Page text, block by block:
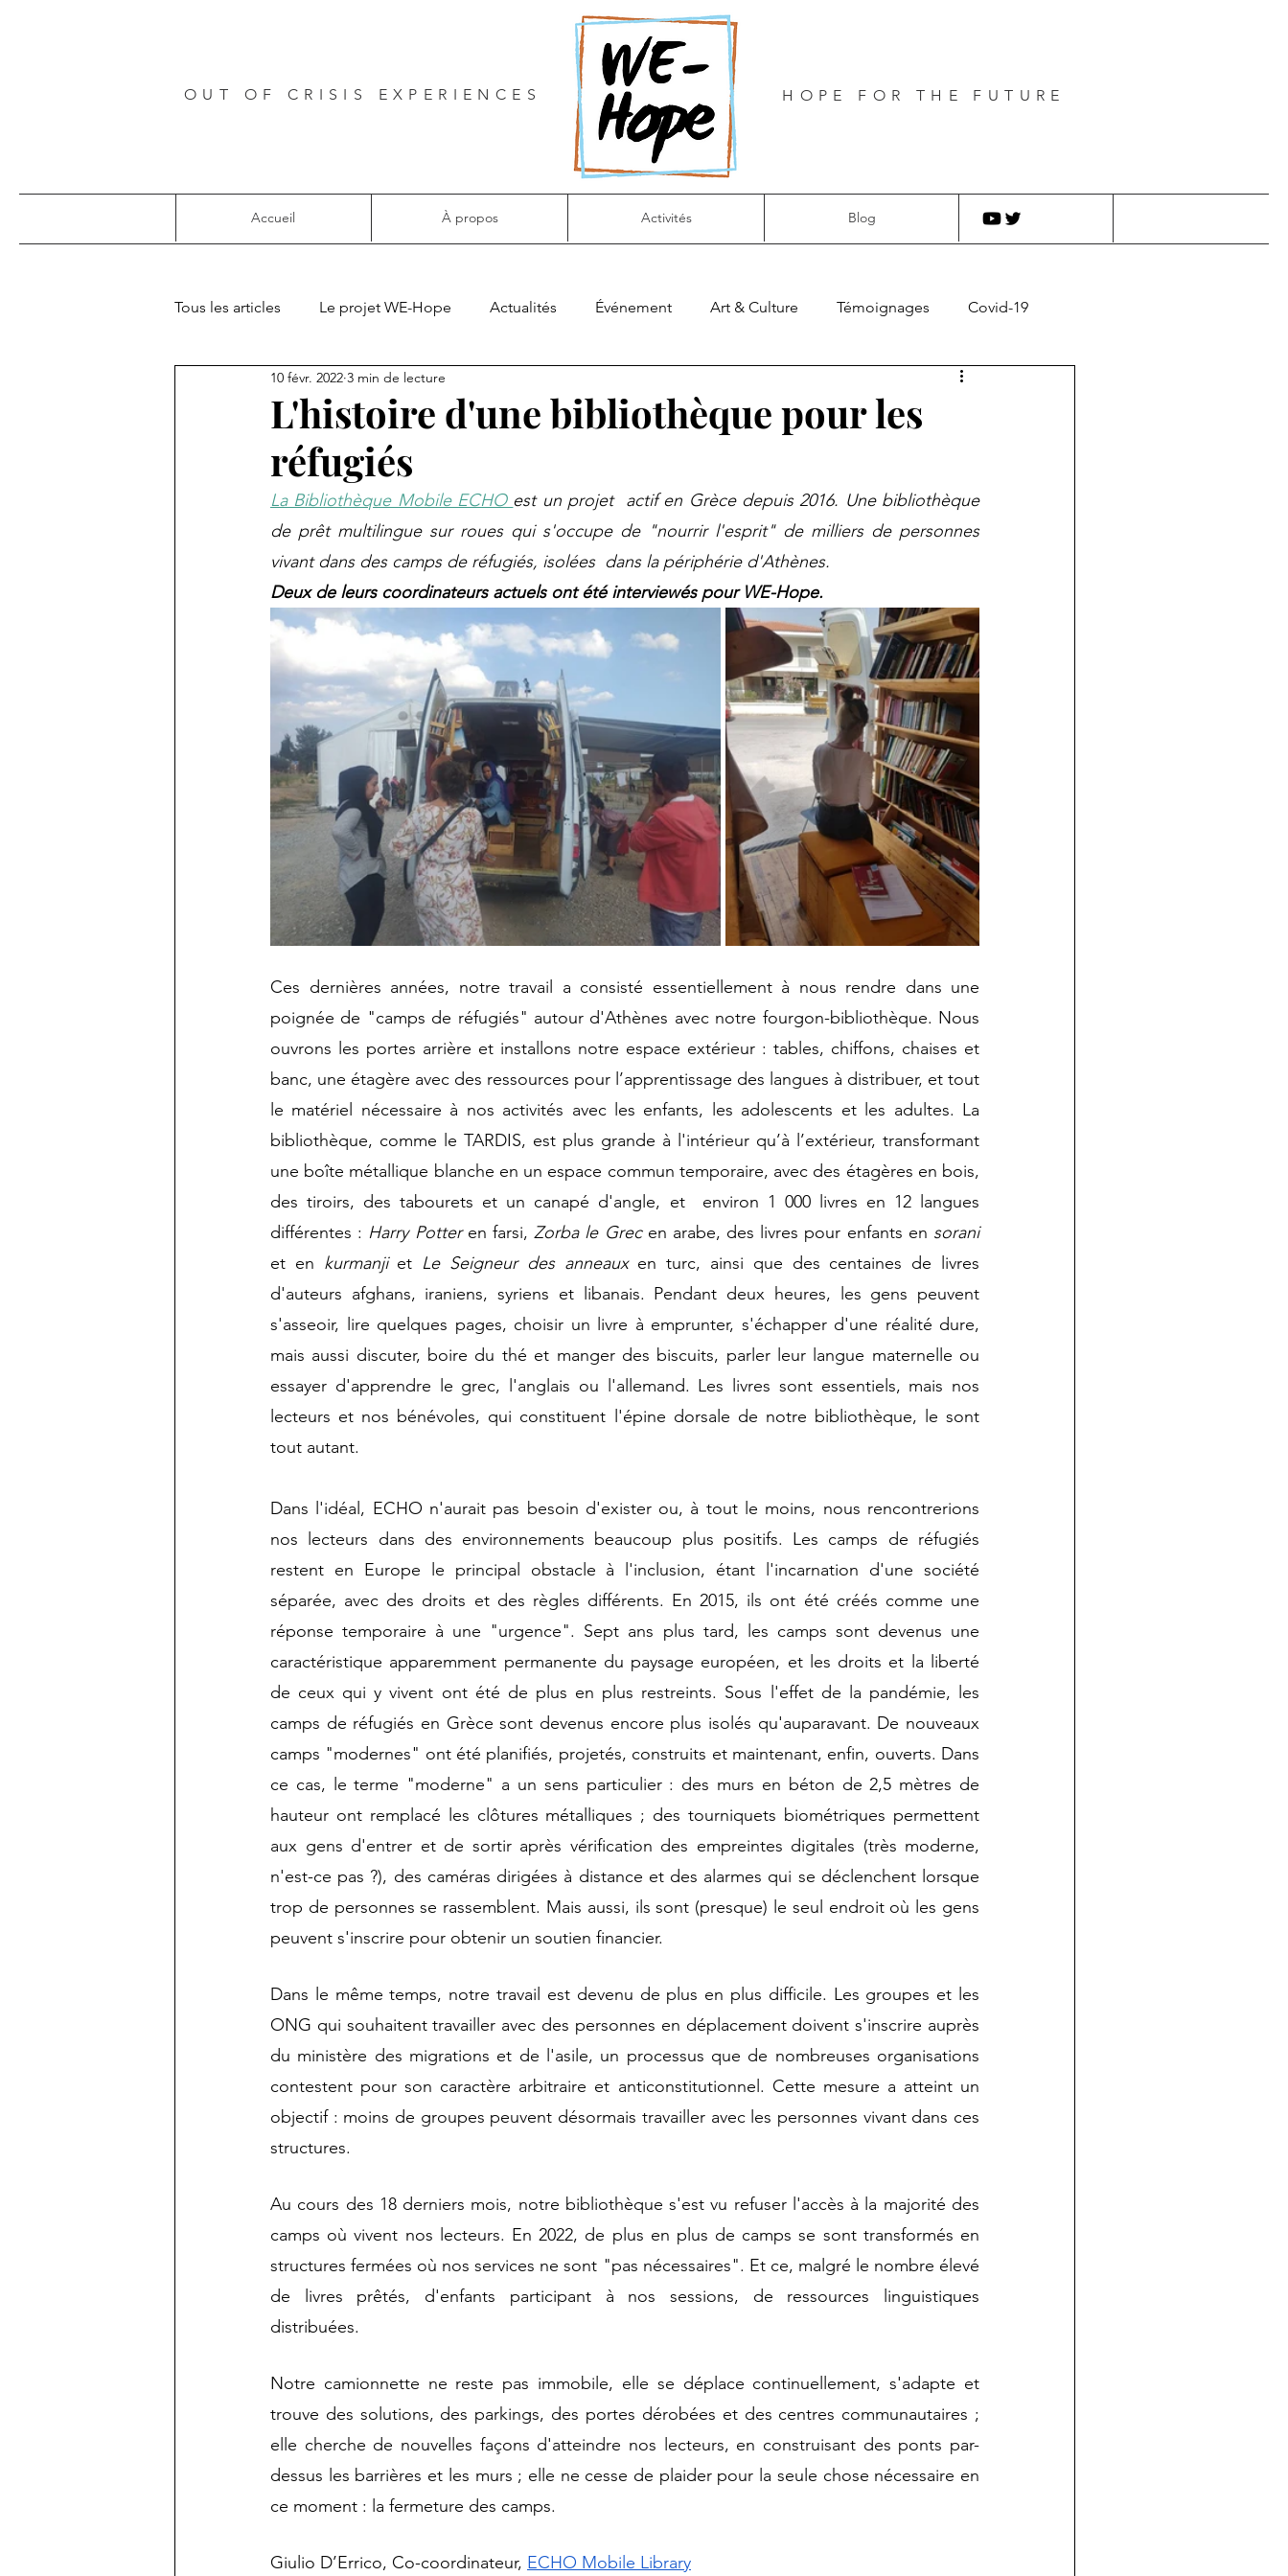
OUT OF CRISIS EXPERIENCES HOPE FOR THE FUTURE
Accueil À propos Activités Blog
Tous les articles Le projet WE-Hope Actualités Événement Art & Culture Témoignages Covid-19
Projets européens
L'histoire d'une bibliothèque pour les
réfugiés
10 févr. 2022 3 min de lecture
La Bibliothèque Mobile ECHO est un projet  actif en Grèce depuis 2016. Une bibliothèque
de prêt multilingue sur roues qui s'occupe de "nourrir l'esprit" de milliers de personnes
vivant dans des camps de réfugiés, isolées  dans la périphérie d'Athènes.
Deux de leurs coordinateurs actuels ont été interviewés pour WE-Hope.
Ces dernières années, notre travail a consisté essentiellement à nous rendre dans une
poignée de "camps de réfugiés" autour d'Athènes avec notre fourgon-bibliothèque. Nous
ouvrons les portes arrière et installons notre espace extérieur : tables, chiffons, chaises et
banc, une étagère avec des ressources pour l’apprentissage des langues à distribuer, et tout
le matériel nécessaire à nos activités avec les enfants, les adolescents et les adultes. La
bibliothèque, comme le TARDIS, est plus grande à l'intérieur qu’à l’extérieur, transformant
une boîte métallique blanche en un espace commun temporaire, avec des étagères en bois,
des tiroirs, des tabourets et un canapé d'angle, et  environ 1 000 livres en 12 langues
différentes : Harry Potter en farsi, Zorba le Grec en arabe, des livres pour enfants en sorani
et en kurmanji et Le Seigneur des anneaux en turc, ainsi que des centaines de livres
d'auteurs afghans, iraniens, syriens et libanais. Pendant deux heures, les gens peuvent
s'asseoir, lire quelques pages, choisir un livre à emprunter, s'échapper d'une réalité dure,
mais aussi discuter, boire du thé et manger des biscuits, parler leur langue maternelle ou
essayer d'apprendre le grec, l'anglais ou l'allemand. Les livres sont essentiels, mais nos
lecteurs et nos bénévoles, qui constituent l'épine dorsale de notre bibliothèque, le sont
tout autant.
Dans l'idéal, ECHO n'aurait pas besoin d'exister ou, à tout le moins, nous rencontrerions
nos lecteurs dans des environnements beaucoup plus positifs. Les camps de réfugiés
restent en Europe le principal obstacle à l'inclusion, étant l'incarnation d'une société
séparée, avec des droits et des règles différents. En 2015, ils ont été créés comme une
réponse temporaire à une "urgence". Sept ans plus tard, les camps sont devenus une
caractéristique apparemment permanente du paysage européen, et les droits et la liberté
de ceux qui y vivent ont été de plus en plus restreints. Sous l'effet de la pandémie, les
camps de réfugiés en Grèce sont devenus encore plus isolés qu'auparavant. De nouveaux
camps "modernes" ont été planifiés, projetés, construits et maintenant, enfin, ouverts. Dans
ce cas, le terme "moderne" a un sens particulier : des murs en béton de 2,5 mètres de
hauteur ont remplacé les clôtures métalliques ; des tourniquets biométriques permettent
aux gens d'entrer et de sortir après vérification des empreintes digitales (très moderne,
n'est-ce pas ?), des caméras dirigées à distance et des alarmes qui se déclenchent lorsque
trop de personnes se rassemblent. Mais aussi, ils sont (presque) le seul endroit où les gens
peuvent s'inscrire pour obtenir un soutien financier.
Dans le même temps, notre travail est devenu de plus en plus difficile. Les groupes et les
ONG qui souhaitent travailler avec des personnes en déplacement doivent s'inscrire auprès
du ministère des migrations et de l'asile, un processus que de nombreuses organisations
contestent pour son caractère arbitraire et anticonstitutionnel. Cette mesure a atteint un
objectif : moins de groupes peuvent désormais travailler avec les personnes vivant dans ces
structures.
Au cours des 18 derniers mois, notre bibliothèque s'est vu refuser l'accès à la majorité des
camps où vivent nos lecteurs. En 2022, de plus en plus de camps se sont transformés en
structures fermées où nos services ne sont "pas nécessaires". Et ce, malgré le nombre élevé
de livres prêtés, d'enfants participant à nos sessions, de ressources linguistiques
distribuées.
Notre camionnette ne reste pas immobile, elle se déplace continuellement, s'adapte et
trouve des solutions, des parkings, des portes dérobées et des centres communautaires ;
elle cherche de nouvelles façons d'atteindre nos lecteurs, en construisant des ponts par-
dessus les barrières et les murs ; elle ne cesse de plaider pour la seule chose nécessaire en
ce moment : la fermeture des camps.
Giulio D’Errico, Co-coordinateur, ECHO Mobile Library